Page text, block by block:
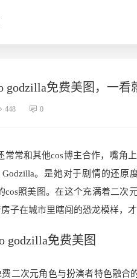
godzilla免费美图，一看
448 0
常常和其他cos博主合作，嘴角
Godzilla。是她对于剧情的还
cos照美图。在这个充满着二
子在城市里瞎闯的恐龙模样，
godzilla免费美图
二次元角色与扮演者特色融合